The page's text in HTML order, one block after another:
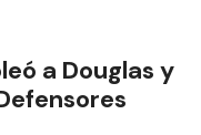
a Douglas y